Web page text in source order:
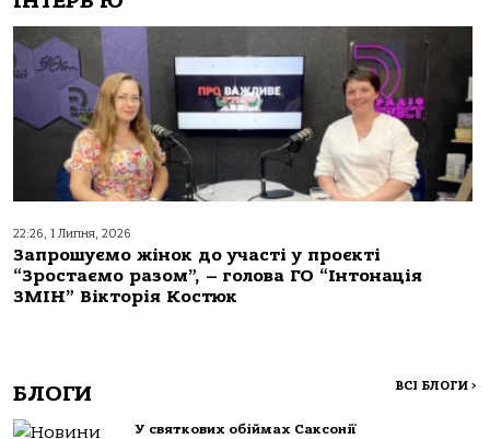
22:26, 1 Липня, 2026
Запрошуємо жінок до участі у проєкті
“Зростаємо разом”, – голова ГО “Інтонація
ЗМІН” Вікторія Костюк
БЛОГИ ВСІ БЛОГИ >
У святкових обіймах Саксонії